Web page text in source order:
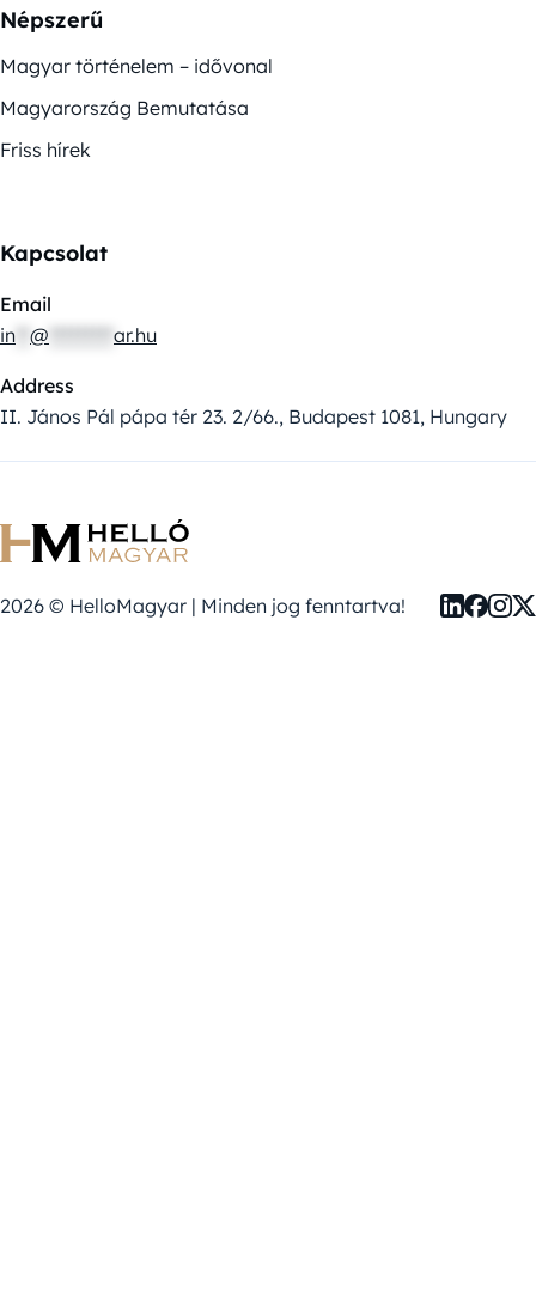
Népszerű
Magyar történelem – idővonal
Magyarország Bemutatása
Friss hírek
Kapcsolat
Email
in @ ar.hu
Address
II. János Pál pápa tér 23. 2/66., Budapest 1081, Hungary
2026 © HelloMagyar | Minden jog fenntartva!